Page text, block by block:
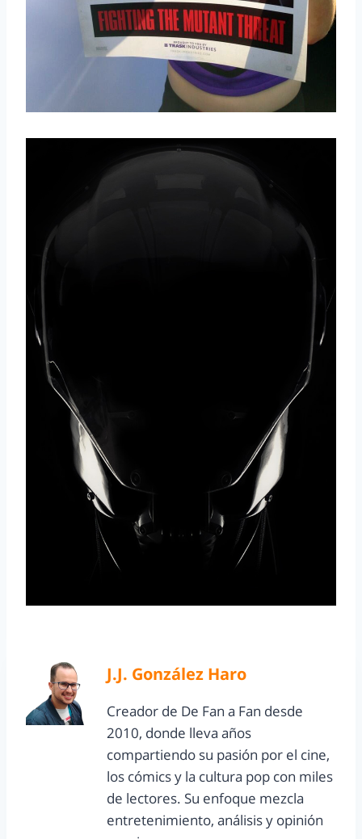
J.J. González Haro
Creador de De Fan a Fan desde
2010, donde lleva años
compartiendo su pasión por el cine,
los cómics y la cultura pop con miles
de lectores. Su enfoque mezcla
entretenimiento, análisis y opinión